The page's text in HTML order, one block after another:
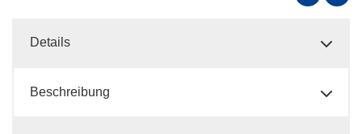
Details
Beschreibung